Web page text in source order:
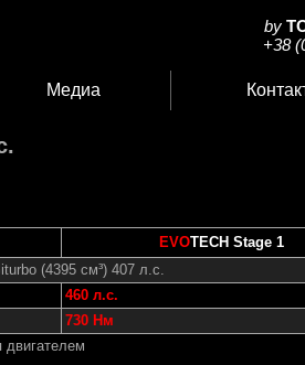
by
+38
Медиа
EVOTECH Stage 1
(4395 см³) 407 л.с.
460 л.с.
730 Нм
двигателем